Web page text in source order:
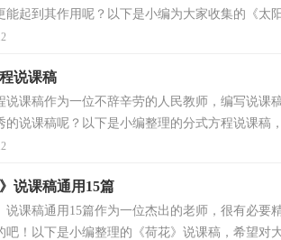
能起到其作用呢？以下是小编为大家收集的《太阳
说课稿
说课稿作为一位不辞辛劳的人民教师，编写说课
的说课稿呢？以下是小编整理的分式方程说课稿
》说课稿通用15篇
说课稿通用15篇作为一位杰出的老师，很有必
吧！以下是小编整理的《荷花》说课稿，希望对